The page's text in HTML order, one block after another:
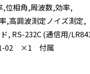
,位相角,周波数,効率,
,高調波測定ノイズ測定,
, RS-232C (通信用/
02 ×1 付属